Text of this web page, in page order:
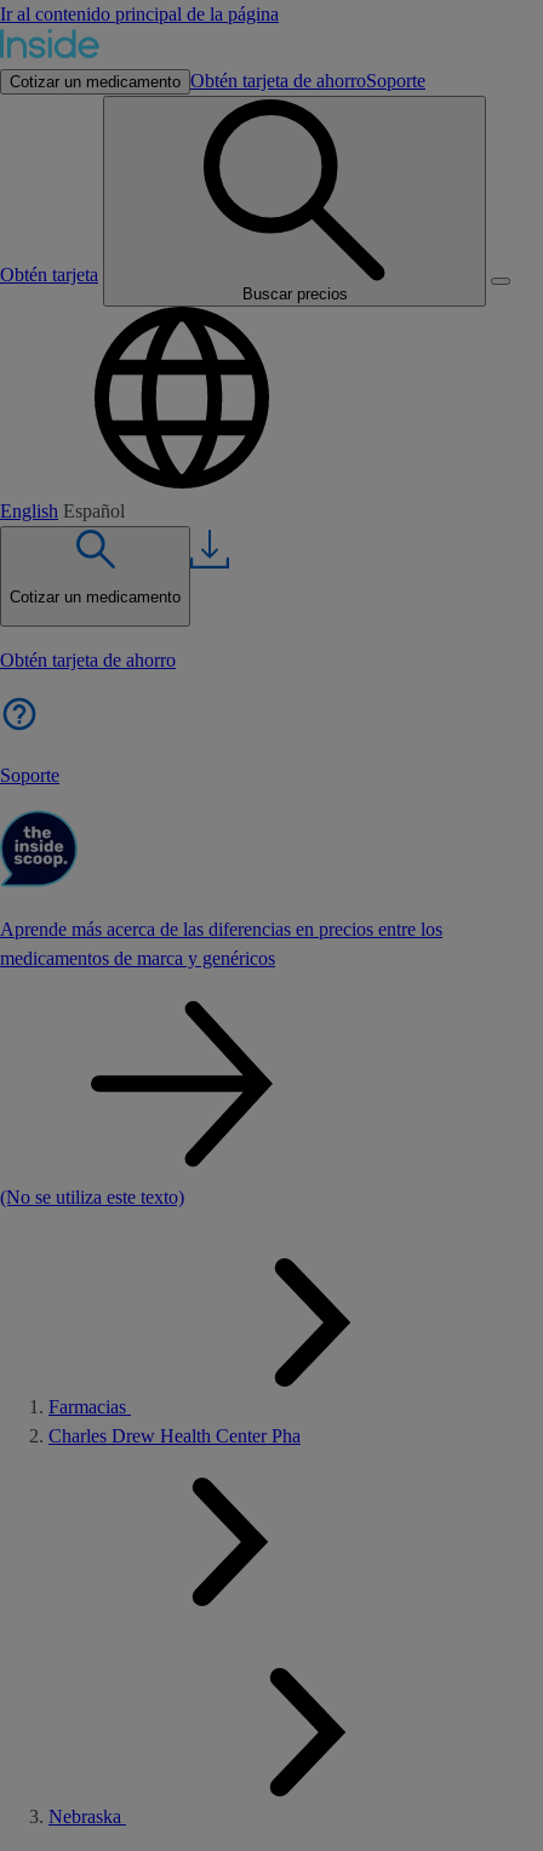
Ir al contenido principal de la página
Cotizar un medicamento Obtén tarjeta de ahorroSoporte
Obtén tarjeta
Buscar precios
English Español
Cotizar un medicamento
Obtén tarjeta de ahorro
Soporte
Aprende más acerca de las diferencias en precios entre los
medicamentos de marca y genéricos
(No se utiliza este texto)
Farmacias
Charles Drew Health Center Pha
Nebraska